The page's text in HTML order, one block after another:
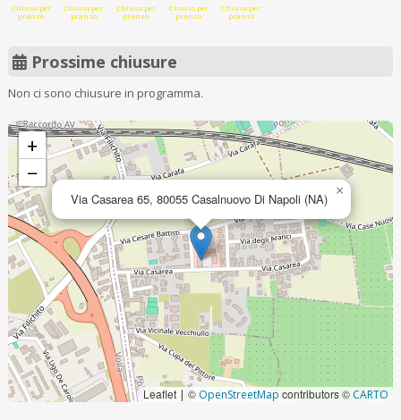
Chiuso per
pranzo
Chiuso per
pranzo
Chiuso per
pranzo
Chiuso per
pranzo
Chiuso per
pranzo
Prossime chiusure
Non ci sono chiusure in programma.
Via Casarea 65, 80055 Casalnuovo Di Napoli (NA) ×
+
−
Leaflet | © OpenStreetMap contributors © CARTO